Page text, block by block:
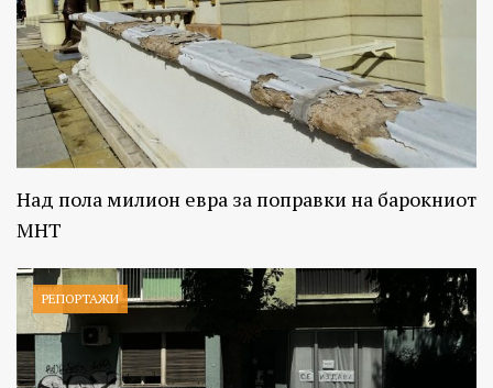
Над пола милион евра за поправки на барокниот
МНТ
РЕПОРТАЖИ